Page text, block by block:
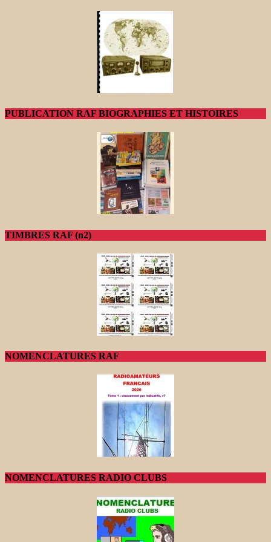
PUBLICATION RAF BIOGRAPHIES ET HISTOIRES
TIMBRES RAF (n2)
NOMENCLATURES RAF
NOMENCLATURES RADIO CLUBS